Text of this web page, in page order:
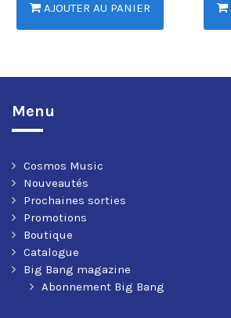
AJOUTER AU PANIER
Menu
Cosmos Music
Nouveautés
Prochaines sorties
Promotions
Boutique
Catalogue
Big Bang magazine
Abonnement Big Bang